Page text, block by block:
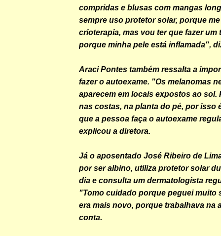
compridas e blusas com mangas
sempre uso protetor solar, porque
crioterapia, mas vou ter que fazer um
porque minha pele está inflamada",
Araci Pontes também ressalta a
fazer o autoexame. "Os melanomas
aparecem em locais expostos ao sol.
nas costas, na planta do pé, por isso
que a pessoa faça o autoexame
explicou a diretora.
Já o aposentado José Ribeiro de
por ser albino, utiliza protetor solar
dia e consulta um dermatologista
"Tomo cuidado porque peguei muito
era mais novo, porque trabalhava na
conta.